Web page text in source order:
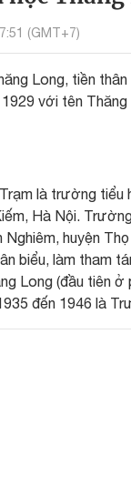
(GMT+7)
Long, tiền
1929 với tên
là trường
Hà Nội.
Nghiêm, huyện
biểu, làm tham
Long (đầu tiên
đến 1946 là